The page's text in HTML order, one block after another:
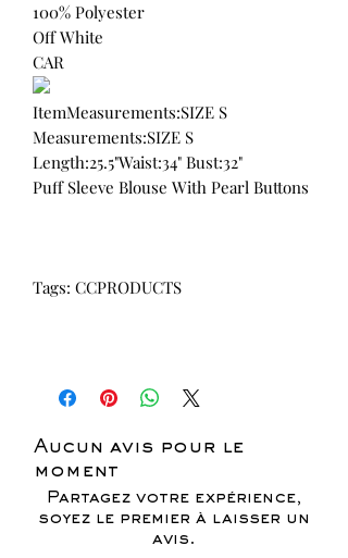
100% Polyester
Off White
CAR
ItemMeasurements:SIZE S
Measurements:SIZE S
Length:25.5"Waist:34" Bust:32"
Puff Sleeve Blouse With Pearl Buttons
Tags: CCPRODUCTS
Aucun avis pour le
moment
Partagez votre expérience,
soyez le premier à laisser un
avis.